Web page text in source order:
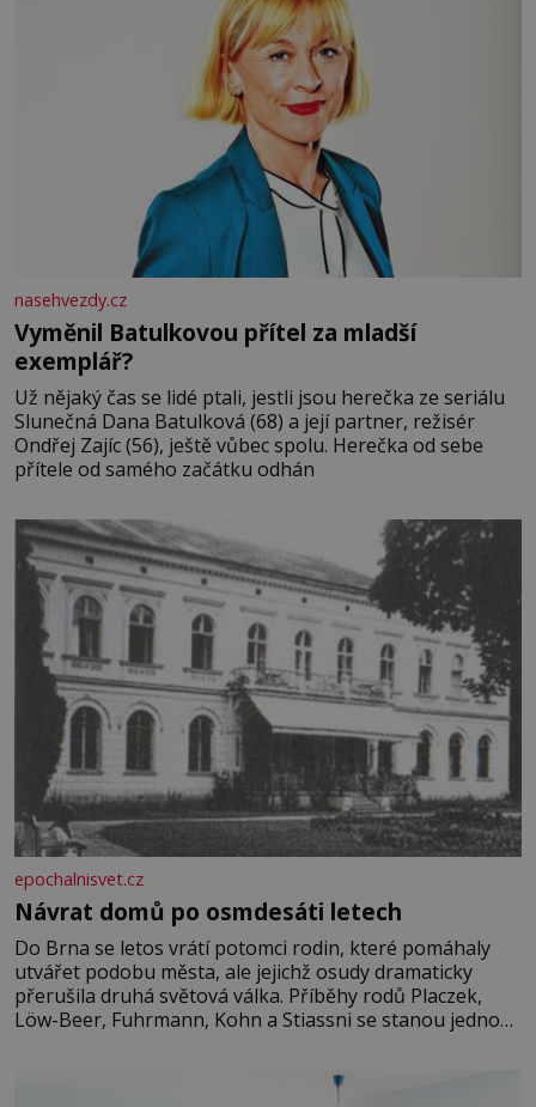
nasehvezdy.cz
Vyměnil Batulkovou přítel za mladší
exemplář?
Už nějaký čas se lidé ptali, jestli jsou herečka ze seriálu
Slunečná Dana Batulková (68) a její partner, režisér
Ondřej Zajíc (56), ještě vůbec spolu. Herečka od sebe
přítele od samého začátku odhán
epochalnisvet.cz
Návrat domů po osmdesáti letech
Do Brna se letos vrátí potomci rodin, které pomáhaly
utvářet podobu města, ale jejichž osudy dramaticky
přerušila druhá světová válka. Příběhy rodů Placzek,
Löw-Beer, Fuhrmann, Kohn a Stiassni se stanou jednou
jednoduché. Místa, která si člověk pamatuje z rodinných